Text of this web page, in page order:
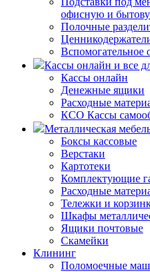
офисную и
Полочные
Вспомогательное
Кассы онлайн и все
Кассы онлайн
Денежные ящики
Расходные
КСО Кассы
Металлическая
Боксы кассовые
Верстаки
Картотеки
Комплектующие
Расходные
Тележки и
Шкафы
Ящики почтовые
Скамейки
Клининг
Поломоечные